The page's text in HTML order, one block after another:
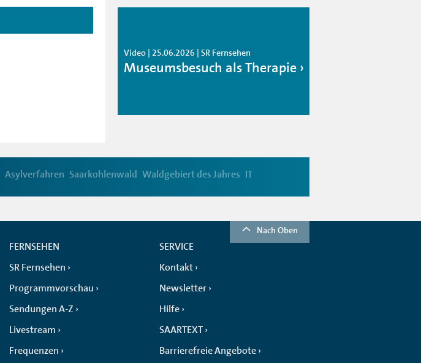
Video | 25.06.2026 | SR Fernsehen
Museumsbesuch als Therapie
Asylverfahren Saarkohlenwald Waldgebiert des Jahres IT
Nach Oben
FERNSEHEN
SR Fernsehen
Programmvorschau
Sendungen A-Z
Livestream
Frequenzen
SERVICE
Kontakt
Newsletter
Hilfe
SAARTEXT
Barrierefreie Angebote